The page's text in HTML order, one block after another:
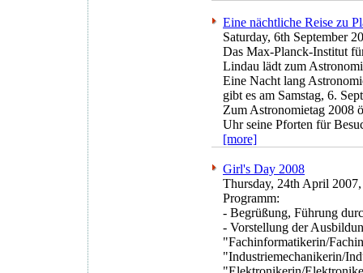
Eine nächtliche Reise zu
Saturday, 6th September
Das Max-Planck-Institut
Lindau lädt zum
Eine Nacht lang
gibt es am Samstag, 6.
Zum Astronomietag 2008
Uhr seine Pforten für
[more]
Girl's Day 2008
Thursday, 24th April
Programm:
- Begrüßung, Führung
- Vorstellung der
"Fachinformatikerin/
"Industriemechanikerin/